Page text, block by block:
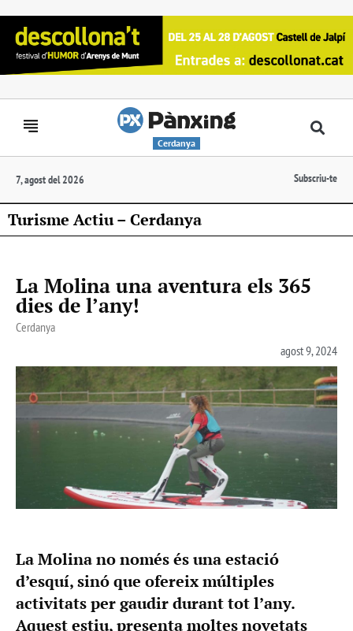
Cerdanya
7, agost del 2026 Subscriu-te
Turisme Actiu – Cerdanya
La Molina una aventura els 365
dies de l’any!
Cerdanya
agost 9, 2024
La Molina no només és una estació
d’esquí, sinó que ofereix múltiples
activitats per gaudir durant tot l’any.
Aquest estiu, presenta moltes novetats